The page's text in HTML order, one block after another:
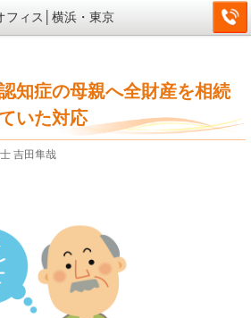
フィス│横浜・東京
知症の母親へ全財産を相続
いた対応
吉田隼哉